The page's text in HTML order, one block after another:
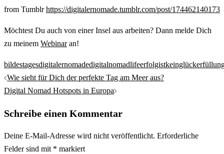
from Tumblrhttps://digitalernomade.tumblr.com/post/174462140173
Möchtest Du auch von einer Insel aus arbeiten? Dann melde Dich
zu meinem Webinaran!
bildestagesdigitalernomadedigitalnomadlifeerfolgistkeinglück
Beitrags-
Navigation
Wie sieht für Dich der perfekte Tag am Meer aus?
Digital Nomad Hotspots in Europa
Schreibe einen Kommentar
Deine E-Mail-Adresse wird nicht veröffentlicht. Erforderliche
Felder sind mit * markiert